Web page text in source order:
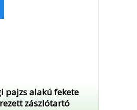
pajzs alakú fekete
zászlótartó